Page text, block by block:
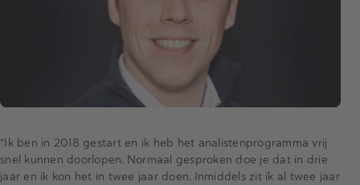
“Ik ben in 2018 gestart en ik heb het analistenprogramma vrij
snel kunnen doorlopen. Normaal gesproken doe je dat in drie
jaar en ik kon het in twee jaar doen. Inmiddels zit ik al twee jaar